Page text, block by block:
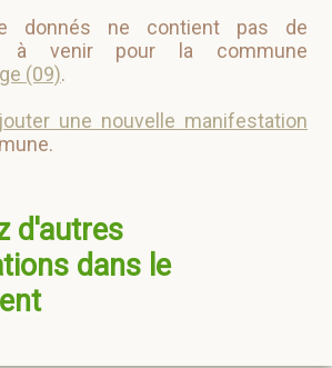
donnés ne contient pas de
à venir pour la commune
(09).
une nouvelle manifestation
d'autres
dans le